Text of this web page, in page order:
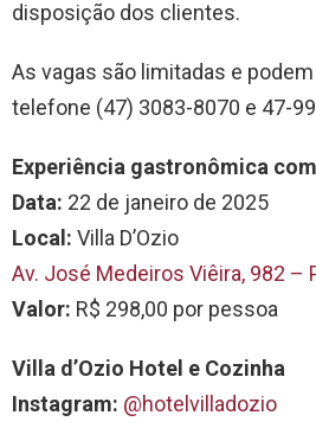
disposição dos clientes.
As vagas são limitadas e
telefone (47) 3083-8070 e 47-
Experiência gastronômica
Data: 22 de janeiro de 2025
Local: Villa D’Ozio
Av. José Medeiros Viêira, 982 –
Valor: R$ 298,00 por pessoa
Villa d’Ozio Hotel e Cozinha
Instagram: @hotelvilladozio